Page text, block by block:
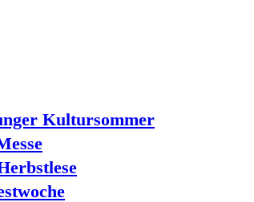
Kultursommer